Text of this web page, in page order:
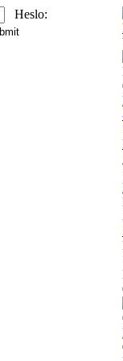
Heslo: